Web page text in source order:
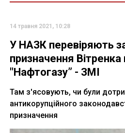
14 травня 2021, 10:28
У НАЗК перевіряють
призначення
"Нафтогазу” - ЗМІ
Там з'ясовують, чи були
антикорупційного
призначення